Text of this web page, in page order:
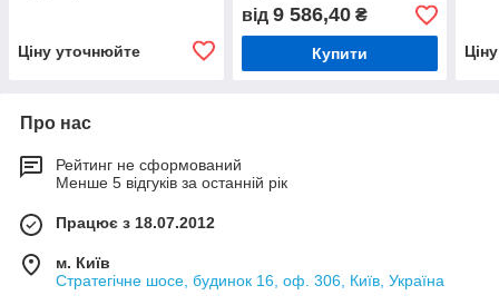
Ціну уточнюйте
від 9 586,40₴
Купити
Про нас
Рейтинг не сформований
Менше 5 відгуків за останній рік
Працює з 18.07.2012
м. Київ
Стратегічне шосе, будинок 16, оф. 306, Київ, Україна